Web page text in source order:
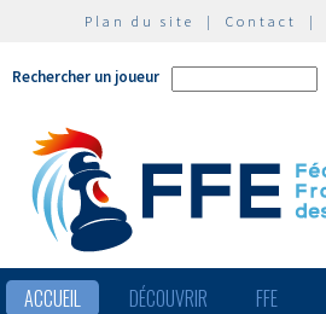
Plan du site | Contact |
Rechercher un joueur
ACCUEIL DÉCOUVRIR FFE